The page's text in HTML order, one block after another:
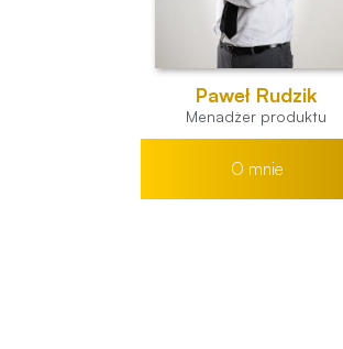
Paweł Rudzik
Menadżer produktu
O mnie